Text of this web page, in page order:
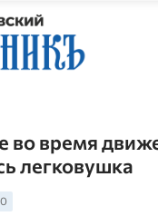
во время
легковушка